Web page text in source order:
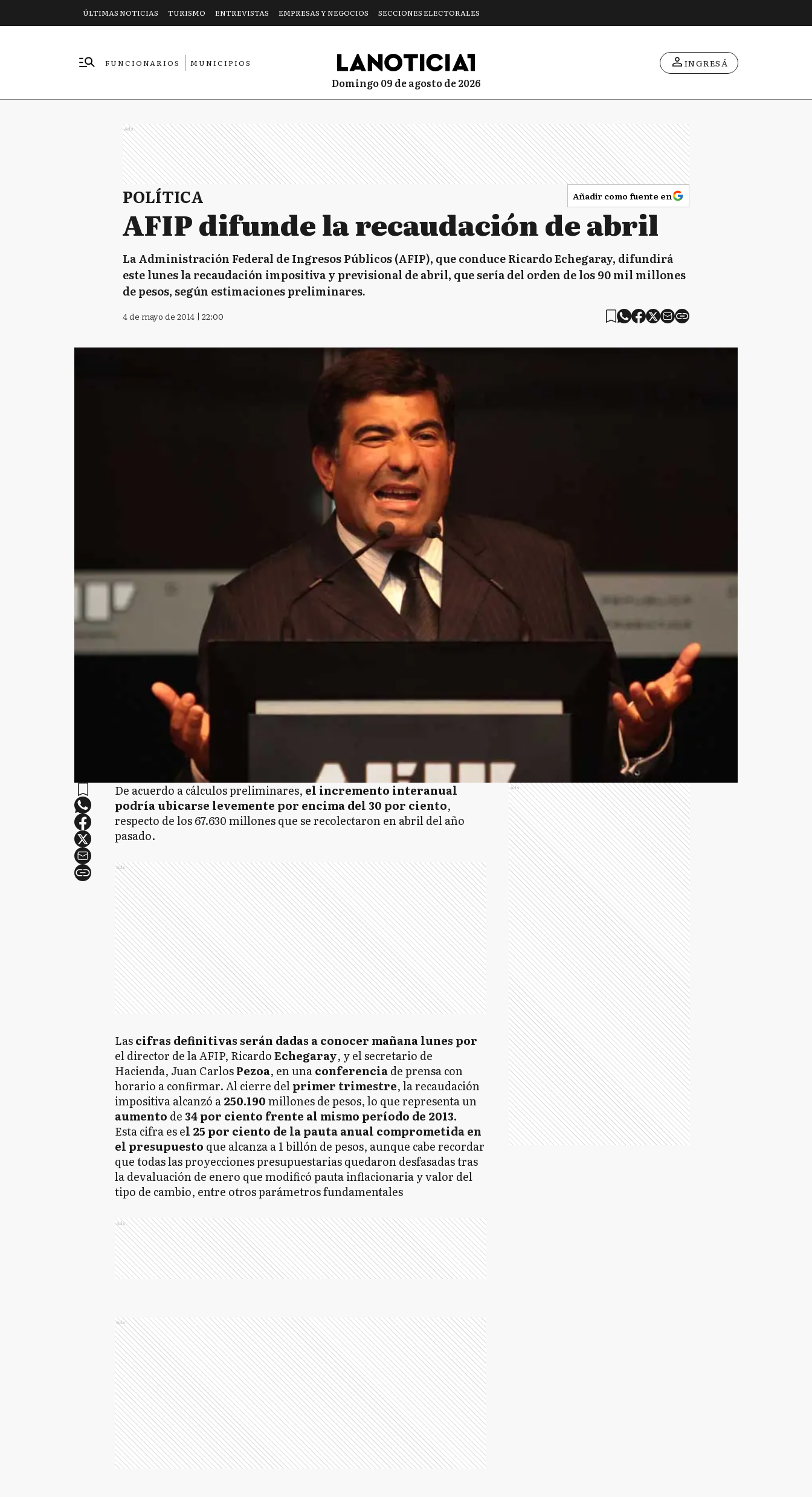
ÚLTIMAS NOTICIAS TURISMO ENTREVISTAS EMPRESAS Y NEGOCIOS SECCIONES ELECTORALES
FUNCIONARIOS
MUNICIPIOS
domingo 09 de agosto de 2026
INGRESÁ
Ads
POLÍTICA Añadir como fuente en
AFIP difunde la recaudación de abril
La Administración Federal de Ingresos Públicos (AFIP), que conduce Ricardo Echegaray, difundirá
este lunes la recaudación impositiva y previsional de abril, que sería del orden de los 90 mil millones
de pesos, según estimaciones preliminares.
4 de mayo de 2014 | 22:00
De acuerdo a cálculos preliminares, el incremento interanual
podría ubicarse levemente por encima del 30 por ciento,
respecto de los 67.630 millones que se recolectaron en abril del año
pasado.
Ads
Lascifras definitivas serán dadas a conocer mañana lunes por
el director de la AFIP, RicardoEchegaray, y el secretario de
Hacienda, Juan CarlosPezoa, en unaconferenciade prensa con
horario a confirmar. Al cierre delprimer trimestre, la recaudación
impositiva alcanzó a250.190millones de pesos, lo que representa un
aumento de34 por ciento frente al mismo período de 2013.
Esta cifra es el 25 por ciento de la pauta anual comprometida en
el presupuesto que alcanza a 1 billón de pesos, aunque cabe recordar
que todas las proyecciones presupuestarias quedaron desfasadas tras
la devaluación de enero que modificó pauta inflacionaria y valor del
tipo de cambio, entre otros parámetros fundamentales
Ads
Ads
Ads